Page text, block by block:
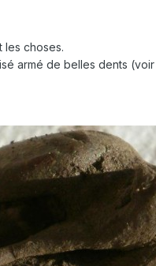
les choses.
armé de belles dents